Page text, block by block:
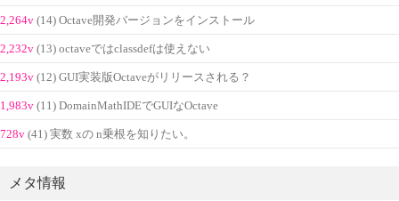
2,264v (14) Octave開発バージョンをインストール
2,232v (13) octaveではclassdefは使えない
2,193v (12) GUI実装版Octaveがリリースされる？
1,983v (11) DomainMathIDEでGUIなOctave
728v (41) 実数 xの n乗根を知りたい。
メタ情報